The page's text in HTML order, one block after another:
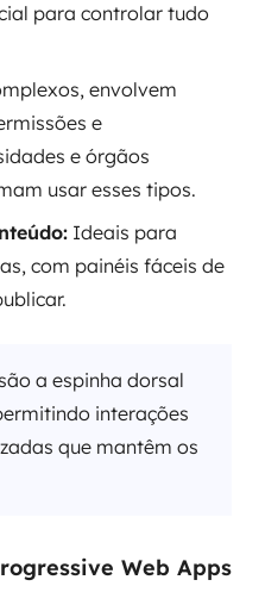
para controlar tudo
envolvem
e
e órgãos
usar esses tipos.
Ideais para
com painéis fáceis de
a espinha dorsal
interações
que mantêm os
Web Apps